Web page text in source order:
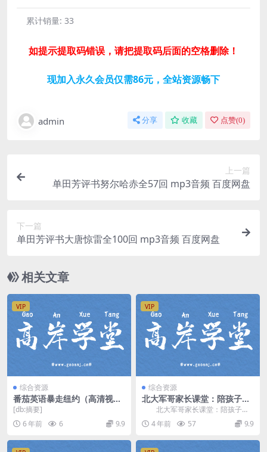
累计销量: 33
如提示提取码错误，请把提取码后面的空格删除！
现加入永久会员仅需86元，全站资源畅下
admin 分享 收藏 点赞(0)
上一篇
单田芳评书努尔哈赤全57回 mp3音频 百度网盘
下一篇
单田芳评书大唐惊雷全100回 mp3音频 百度网盘
相关文章
VIP
综合资源
番茄英语暴走纽约（高清视频
已完结）百度网盘
[db:摘要]
6 年前
6 9.9
VIP
综合资源
北大军哥家长课堂：陪孩子学
计算 百度网盘分享
北大军哥家长课堂：陪孩子学
计算，百度网盘分享家长陪伴计算
课程5.88G高清视...
4 年前 57 9.9